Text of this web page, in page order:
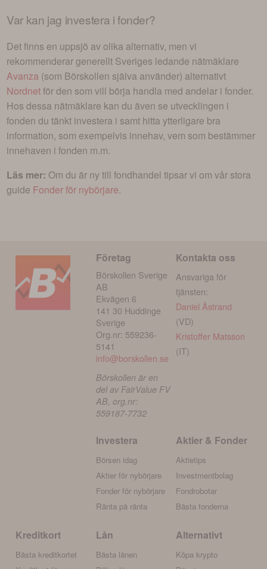
Var kan jag investera ifonder?
Det finns en uppsjö av olika alternativ, men vi
rekommenderar generellt Sveriges ledande nätmäklare
Avanza (som Börskollen själva använder) alternativt
Nordnetför den som vill börja handla med andelar ifonder.
Hos dessa nätmäklare kan du även se utvecklingen i
fonden du tänkt investera i samt hitta ytterligare bra
information, som exempelvis innehav, vem som bestämmer
innehaven i fonden m.m.
Läs mer: Om du är ny till fondhandel tipsar vi om vår stora
guide Fonder för nybörjare.
Företag
Börskollen Sverige
AB
Ekvägen 6
141 30 Huddinge
Sverige
Org.nr: 559236-
5141
info@borskollen.se
Börskollen är en
del av FairValue FV
AB, org.nr:
559187-7732
Kontakta oss
Ansvariga för
tjänsten:
Daniel Åstrand
(VD)
Kristoffer Matsson
(IT)
Investera
Börsen idag
Aktier för nybörjare
Fonder för nybörjare
Ränta på ränta
Aktier & Fonder
Aktietips
Investmentbolag
Fondrobotar
Bästa fonderna
Kreditkort
Bästa kreditkortet
Lån
Bästa lånen
Alternativt
Köpa krypto